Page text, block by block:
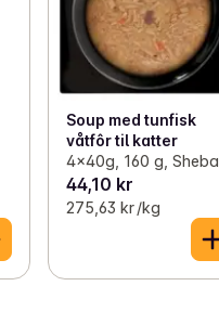
Soup med tunfisk
våtfôr til katter
4x40g, 160 g, Sheba
44,10 kr
275,63 kr /kg